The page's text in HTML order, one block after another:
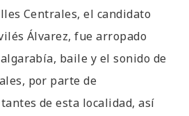
Centrales, el candidato
Álvarez, fue arropado
baile y el sonido de
por parte de
de esta localidad, así